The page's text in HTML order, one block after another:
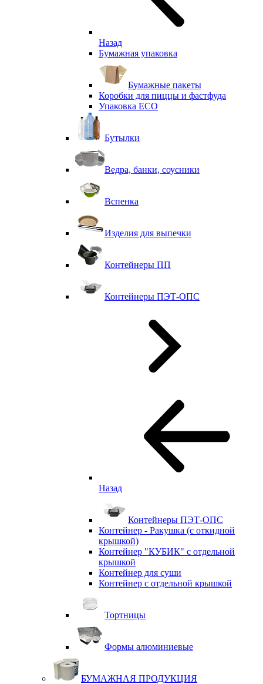
Назад
Бумажная упаковка
Бумажные пакеты
Коробки для пиццы и фастфуда
Упаковка ECO
Бутылки
Ведра, банки, соусники
Вспенка
Изделия для выпечки
Контейнеры ПП
Контейнеры ПЭТ-ОПС
Назад
Контейнеры ПЭТ-ОПС
Контейнер - Ракушка (с откидной
крышкой)
Контейнер "КУБИК" с отдельной
крышкой
Контейнер для суши
Контейнер с отдельной крышкой
Тортницы
Формы алюминиевые
БУМАЖНАЯ ПРОДУКЦИЯ